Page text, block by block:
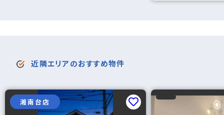
近隣エリアのおすすめ物件
湘南台店